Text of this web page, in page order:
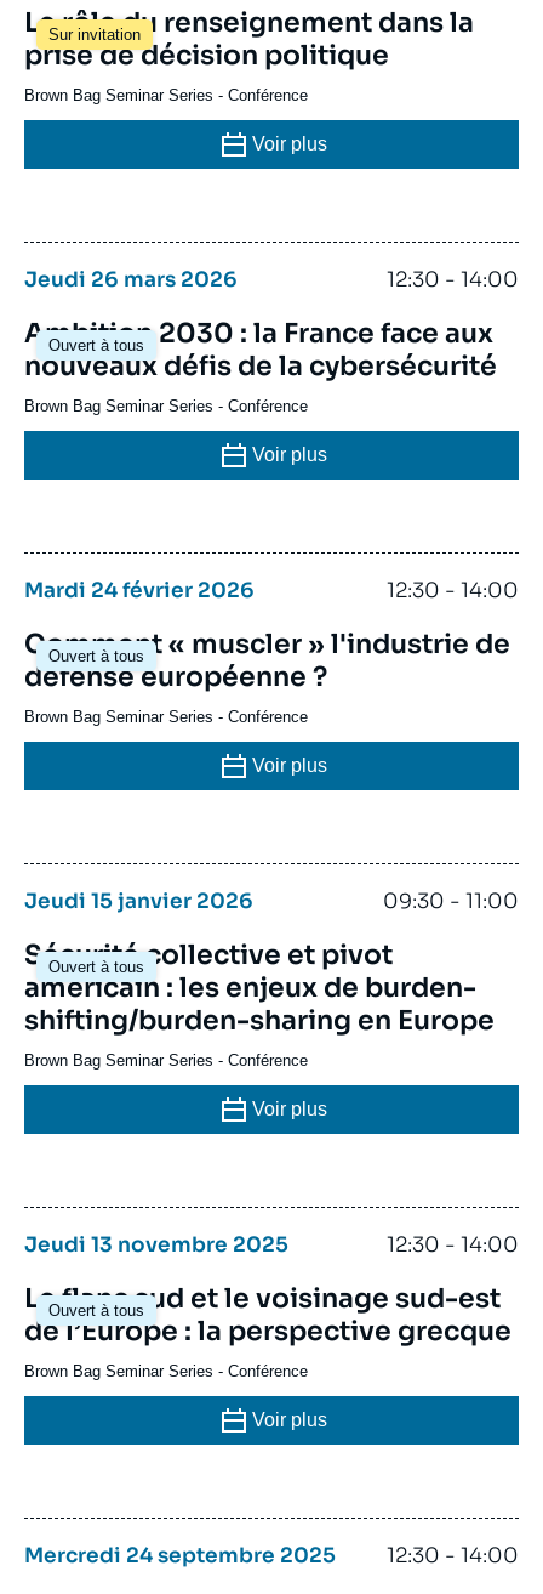
Sur invitation
Le rôle du renseignement dans la
prise de décision politique
Brown Bag Seminar Series - Conférence
Voir plus
Jeudi 26 mars 2026 12:30 - 14:00
Ouvert à tous
Ambition 2030 : la France face aux
nouveaux défis de la cybersécurité
Brown Bag Seminar Series - Conférence
Voir plus
Mardi 24 février 2026 12:30 - 14:00
Ouvert à tous
Comment « muscler » l'industrie de
défense européenne ?
Brown Bag Seminar Series - Conférence
Voir plus
Jeudi 15 janvier 2026 09:30 - 11:00
Ouvert à tous
Sécurité collective et pivot
américain : les enjeux de burden-
shifting/burden-sharing en Europe
Brown Bag Seminar Series - Conférence
Voir plus
Jeudi 13 novembre 2025 12:30 - 14:00
Ouvert à tous
Le flanc sud et le voisinage sud-est
de l’Europe : la perspective grecque
Brown Bag Seminar Series - Conférence
Voir plus
Mercredi 24 septembre 2025 12:30 - 14:00